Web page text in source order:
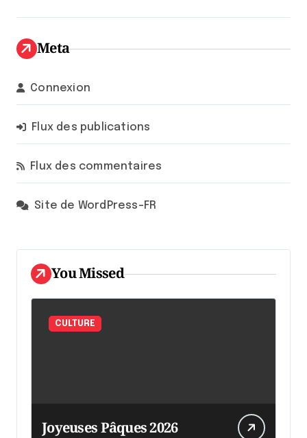
Meta
Connexion
Flux des publications
Flux des commentaires
Site de WordPress-FR
You Missed
CULTURE
Joyeuses Pâques 2026